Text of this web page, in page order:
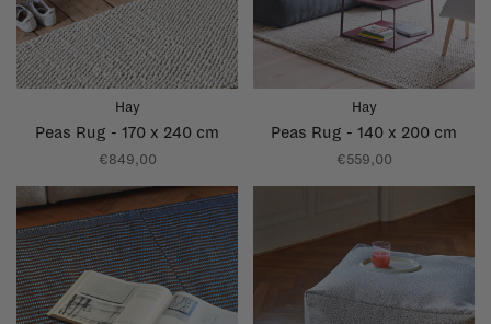
Hay
Peas Rug - 170 x 240 cm
€849,00
Hay
Peas Rug - 140 x 200 cm
€559,00